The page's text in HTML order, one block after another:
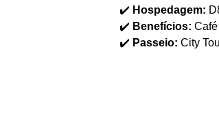
✔️ Hospedagem:
✔️ Benefícios:
✔️ Passeio: City